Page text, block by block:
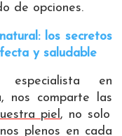
de opciones.
los secretos
y saludable
en
nos comparte las
piel , no solo
plenos en cada